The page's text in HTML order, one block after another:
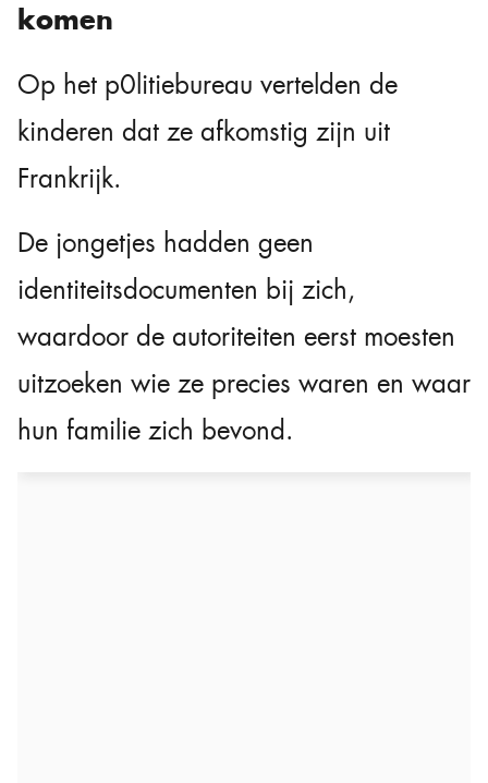
komen
Op het p0litiebureau vertelden de
kinderen dat ze afkomstig zijn uit
Frankrijk.
De jongetjes hadden geen
identiteitsdocumenten bij zich,
waardoor de autoriteiten eerst moesten
uitzoeken wie ze precies waren en waar
hun familie zich bevond.